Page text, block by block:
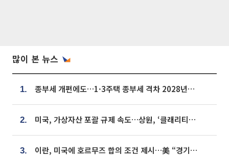
많이 본 뉴스
1. 종부세 개편에도…1·3주택 종부세 격차 2028년부터 확대
2. 미국, 가상자산 포괄 규제 속도…상원, ‘클래리티법’ 9월 절차투표 추진
3. 이란, 미국에 호르무즈 합의 조건 제시…美 “경기 아직 안 끝나” [종합]